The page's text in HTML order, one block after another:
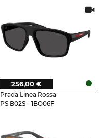
Prada Linea Rossa
PS B02S - 1BO06F
256,00 €